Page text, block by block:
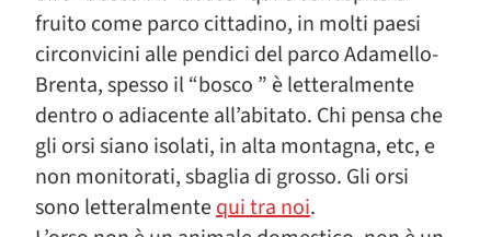
fruito come parco cittadino, in molti paesi
circonvicini alle pendici del parco Adamello-
Brenta, spesso il “bosco ” è letteralmente
dentro o adiacente all’abitato. Chi pensa che
gli orsi siano isolati, in alta montagna, etc, e
non monitorati, sbaglia di grosso. Gli orsi
sono letteralmentequi tra noi.